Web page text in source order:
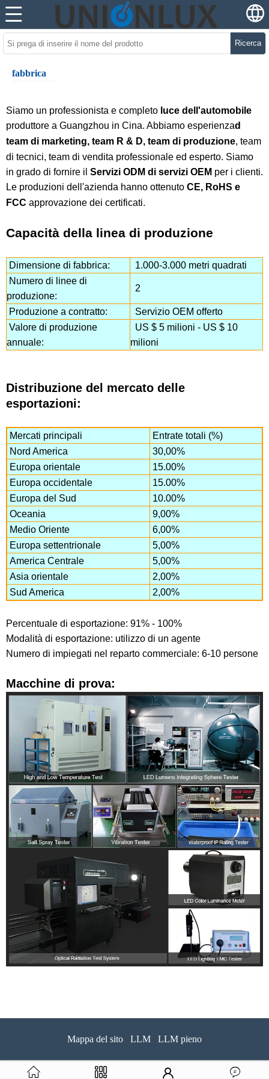
Ricerca
fabbrica
Siamo un professionista e completo luce dell'automobile
produttore a Guangzhou in Cina. Abbiamo esperienzad
team di marketing, team R & D, team di produzione, team
di tecnici, team di vendita professionale ed esperto. Siamo
in grado di fornire il Servizi ODM di servizi OEM per i clienti.
Le produzioni dell'azienda hanno ottenuto CE, RoHS e
FCC approvazione dei certificati.
Capacità della linea di produzione
Dimensione di fabbrica:
1.000-3.000 metri quadrati
Numero di linee di
produzione:
2
Produzione a contratto:
Servizio OEM offerto
Valore di produzione
annuale:
US $ 5 milioni - US $ 10
milioni
Distribuzione del mercato delle
esportazioni:
Mercati principali
Entrate totali (%)
Nord America
30,00%
Europa orientale
15.00%
Europa occidentale
15.00%
Europa del Sud
10.00%
Oceania
9,00%
Medio Oriente
6,00%
Europa settentrionale
5,00%
America Centrale
5,00%
Asia orientale
2,00%
Sud America
2,00%
Percentuale di esportazione: 91% - 100%
Modalità di esportazione: utilizzo di un agente
Numero di impiegati nel reparto commerciale: 6-10 persone
Macchine di prova:
Mappa del sito LLM LLM pieno